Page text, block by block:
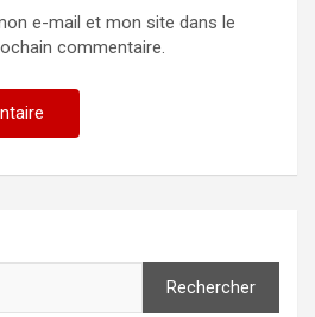
e-mail et mon site dans le
commentaire.
Rechercher